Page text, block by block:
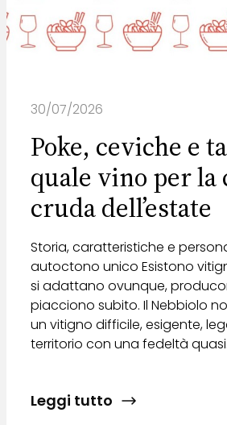
30/07/2026
Poke, ceviche e
quale vino per la
cruda dell’estate
Storia, caratteristiche e
autoctono unico Esistono
si adattano ovunque,
piacciono subito. Il Nebbiolo
un vitigno difficile, esigente,
territorio con una fedeltà
Leggi tutto